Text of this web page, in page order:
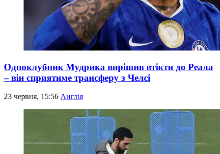
Одноклубник Мудрика вирішив втікти до Реала
– він сприятиме трансферу з Челсі
23 червня, 15:56 Англія